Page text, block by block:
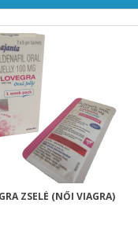
ZSELÉ (NŐI VIAGRA)